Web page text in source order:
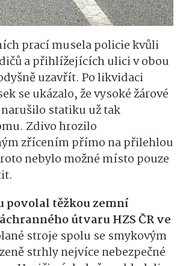
prací musela policie kvůli
a přihlížejících ulici v obou
uzavřít. Po likvidaci
se ukázalo, že vysoké žárové
statiku už tak
Zdivo hrozilo
zřícením přímo na přilehlou
nebylo možné místo pouze
povolal těžkou zemní
útvaru HZS ČR ve
stroje spolu se smykovým
strhly nejvíce nebezpečné